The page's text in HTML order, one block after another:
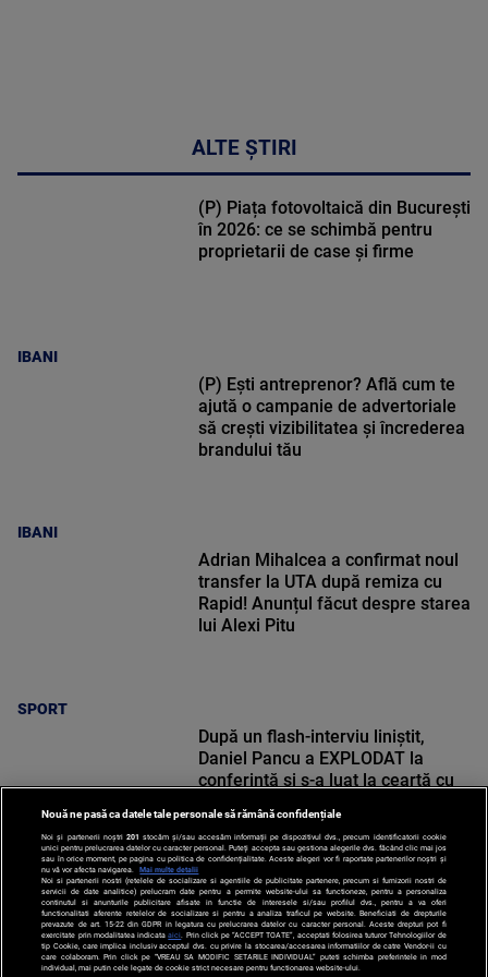
ALTE ȘTIRI
IBANI
(P) Piața fotovoltaică din București
în 2026: ce se schimbă pentru
proprietarii de case și firme
IBANI
(P) Ești antreprenor? Află cum te
ajută o campanie de advertoriale
să crești vizibilitatea și încrederea
brandului tău
SPORT
Adrian Mihalcea a confirmat noul
transfer la UTA după remiza cu
Rapid! Anunțul făcut despre starea
lui Alexi Pitu
SPORT
După un flash-interviu liniștit,
Daniel Pancu a EXPLODAT la
conferință și s-a luat la ceartă cu
strigați”
Nouă ne pasă ca datele tale personale să rămână confidențiale
Noi și partenerii noștri 201 stocăm și/sau accesăm informații pe dispozitivul dvs., precum identificatorii cookie
unici pentru prelucrarea datelor cu caracter personal. Puteți accepta sau gestiona alegerile dvs. făcând clic mai jos
sau în orice moment, pe pagina cu politica de confidențialitate. Aceste alegeri vor fi raportate partenerilor noștri și
nu vă vor afecta navigarea.
Mai multe detalii
Noi si partenerii nostri (retelele de socializare si agentiile de publicitate partenere, precum si furnizorii nostri de
servicii de date analitice) prelucram date pentru a permite website-ului sa functioneze, pentru a personaliza
continutul si anunturile publicitare afisate in functie de interesele si/sau profilul dvs., pentru a va oferi
functionalitati aferente retelelor de socializare si pentru a analiza traficul pe website. Beneficiati de drepturile
prevazute de art. 15-22 din GDPR in legatura cu prelucrarea datelor cu caracter personal. Aceste drepturi pot fi
exercitate prin modalitatea indicataaici . Prin click pe “ACCEPT TOATE”, acceptati folosirea tuturor Tehnologiilor de
tip Cookie, care implica inclusiv acceptul dvs. cu privire la stocarea/accesarea informatiilor de catre Vendor-ii cu
care colaboram. Prin click pe “VREAU SA MODIFIC SETARILE INDIVIDUAL” puteti schimba preferintele in mod
individual, mai putin cele legate de cookie strict necesare pentru functionarea website-ului.